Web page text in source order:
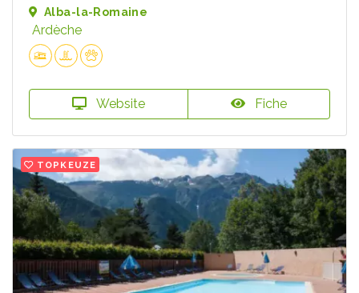
Alba-la-Romaine
Ardèche
Website Fiche
TOPKEUZE